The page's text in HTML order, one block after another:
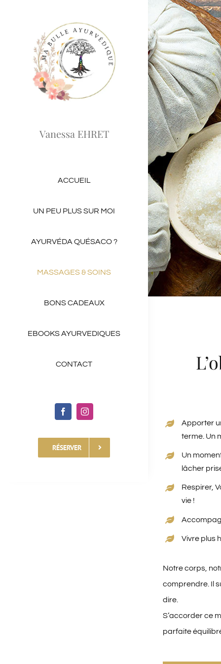
Vanessa EHRET
ACCUEIL
UN PEU PLUS SUR MOI
AYURVÉDA QUÉSACO ?
MASSAGES & SOINS
BONS CADEAUX
EBOOKS AYURVEDIQUES
CONTACT
RÉSERVER
Apporter
terme. Un
Un
lâcher
Respirer,
vie !
Vivre plus
Notre corps,
comprendre. Il
dire.
S’accorder ce
parfaite